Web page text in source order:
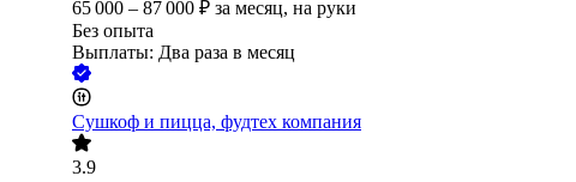
65 000 – 87 000 ₽ за месяц, на руки
Без опыта
Выплаты: Два раза в месяц
Сушкоф и пицца, фудтех компания
3.9